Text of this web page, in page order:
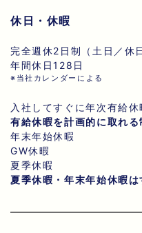
休日・休暇
完全週休2日制（土日／休
年間休日128日
※当社カレンダーによる
入社してすぐに年次有給
有給休暇を計画的に取れる
年末年始休暇
GW休暇
夏季休暇
夏季休暇・年末年始休暇は